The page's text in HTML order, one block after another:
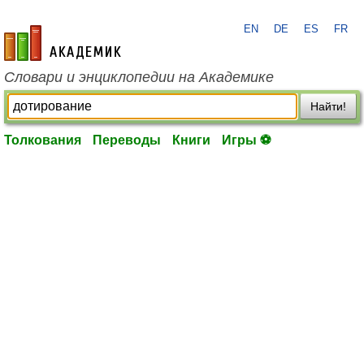
academic.ru
EN DE ES FR
Словари и энциклопедии на Академике
Найти!
Толкования Переводы Книги Игры ⚽